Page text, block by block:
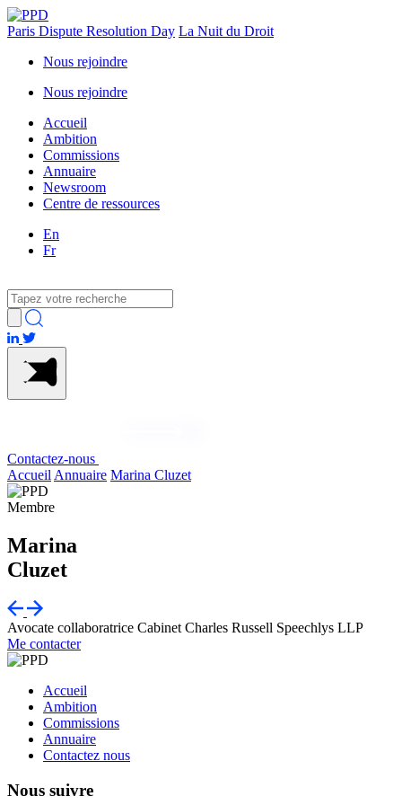
Paris Dispute Resolution Day La Nuit du Droit
Nous rejoindre
Nous rejoindre
Accueil
Ambition
Commissions
Annuaire
Newsroom
Centre de ressources
En
Fr
Contactez-nous
Accueil Annuaire Marina Cluzet
Membre
Marina
Cluzet
Avocate collaboratrice Cabinet Charles Russell Speechlys LLP
Me contacter
Accueil
Ambition
Commissions
Annuaire
Contactez nous
Nous suivre